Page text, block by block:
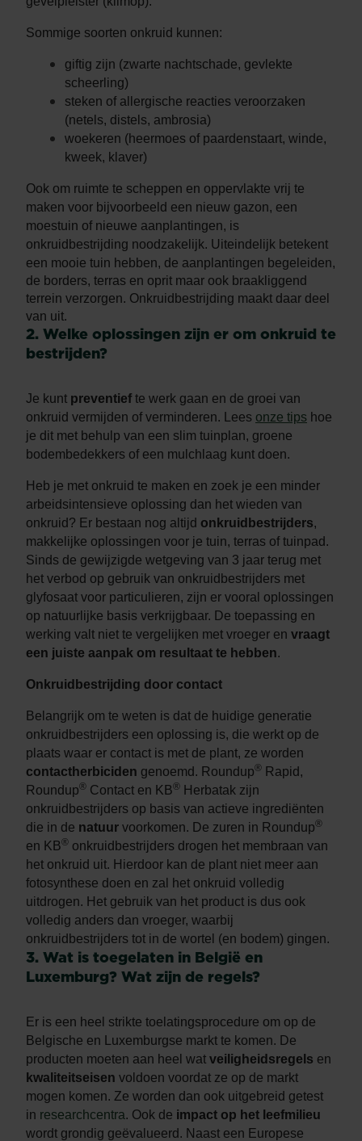
Sommige soorten onkruid kunnen:
giftig zijn (zwarte nachtschade, gevlekte
scheerling)
steken of allergische reacties veroorzaken
(netels, distels, ambrosia)
woekeren (heermoes of paardenstaart, winde,
kweek, klaver)
Ook om ruimte te scheppen en oppervlakte vrij te
maken voor bijvoorbeeld een nieuw gazon, een
moestuin of nieuwe aanplantingen, is
onkruidbestrijding noodzakelijk. Uiteindelijk betekent
een mooie tuin hebben, de aanplantingen begeleiden,
de borders, terras en oprit maar ook braakliggend
terrein verzorgen. Onkruidbestrijding maakt daar deel
van uit.
2. Welke oplossingen zijn er om onkruid te
bestrijden?
Je kunt preventief te werk gaan en de groei van
onkruid vermijden of verminderen. Lees onze tips hoe
je dit met behulp van een slim tuinplan, groene
bodembedekkers of een mulchlaag kunt doen.
Heb je met onkruid te maken en zoek je een minder
arbeidsintensieve oplossing dan het wieden van
onkruid? Er bestaan nog altijd onkruidbestrijders,
makkelijke oplossingen voor je tuin, terras of tuinpad.
Sinds de gewijzigde wetgeving van 3 jaar terug met
het verbod op gebruik van onkruidbestrijders met
glyfosaat voor particulieren, zijn er vooral oplossingen
op natuurlijke basis verkrijgbaar. De toepassing en
werking valt niet te vergelijken met vroeger en vraagt
een juiste aanpak om resultaat te hebben.
Onkruidbestrijding door contact
Belangrijk om te weten is dat de huidige generatie
onkruidbestrijders een oplossing is, die werkt op de
plaats waar er contact is met de plant, ze worden
contactherbiciden genoemd. Roundup® Rapid,
Roundup® Contact en KB® Herbatak zijn
onkruidbestrijders op basis van actieve ingrediënten
die in de natuur voorkomen. De zuren in Roundup®
en KB® onkruidbestrijders drogen het membraan van
het onkruid uit. Hierdoor kan de plant niet meer aan
fotosynthese doen en zal het onkruid volledig
uitdrogen. Het gebruik van het product is dus ook
volledig anders dan vroeger, waarbij
onkruidbestrijders tot in de wortel (en bodem) gingen.
3. Wat is toegelaten in België en
Luxemburg? Wat zijn de regels?
Er is een heel strikte toelatingsprocedure om op de
Belgische en Luxemburgse markt te komen. De
producten moeten aan heel wat veiligheidsregels en
kwaliteitseisen voldoen voordat ze op de markt
mogen komen. Ze worden dan ook uitgebreid getest
in researchcentra. Ook de impact op het leefmilieu
wordt grondig geëvalueerd. Naast een Europese